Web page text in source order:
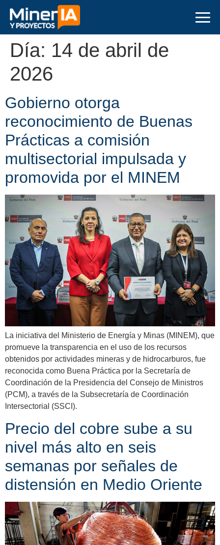
Día: 14 de abril de
2026
Gobierno otorga
reconocimiento de Buenas
Prácticas a comisión
multisectorial impulsada y
promovida por el MINEM
La iniciativa del Ministerio de Energía y Minas (MINEM), que
promueve la transparencia en el uso de los recursos
obtenidos por actividades mineras y de hidrocarburos, fue
reconocida como Buena Práctica por la Secretaría de
Coordinación de la Presidencia del Consejo de Ministros
(PCM), a través de la Subsecretaría de Coordinación
Intersectorial (SSCI).
Precio del cobre sube a su
nivel más alto en seis
semanas por señales de
distensión en Medio Oriente